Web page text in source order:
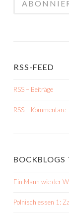
RSS-FEED
RSS – Beiträge
RSS – Kommentare
BOCKBLOGS
Ein Mann wie der
Polnisch essen 1: